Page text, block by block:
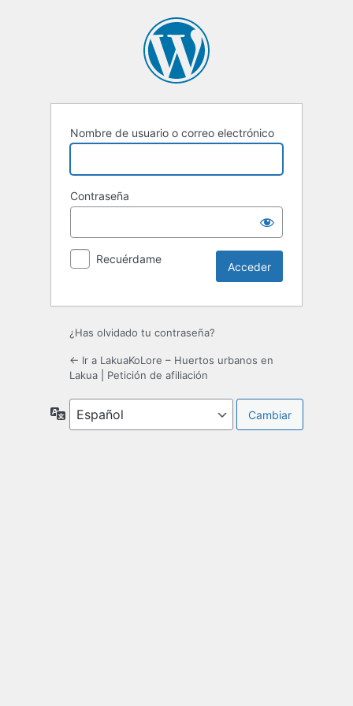
Nombre de usuario o correo electrónico
Contraseña
Recuérdame
¿Has olvidado tu contraseña?
← Ir a LakuaKoLore – Huertos urbanos en
Lakua
Petición de afiliación
Idioma